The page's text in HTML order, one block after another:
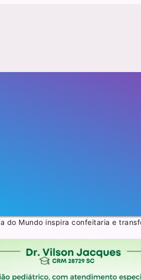
do Mundo inspira confeitaria e